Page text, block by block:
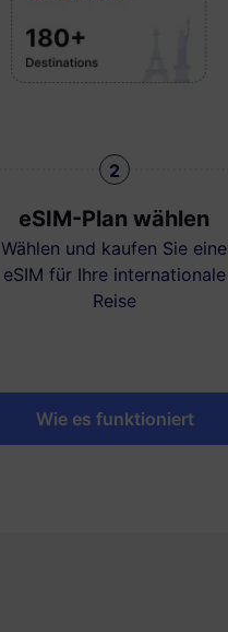
2
eSIM-Plan wählen
Wählen und kaufen Sie eine
eSIM für Ihre internationale
Reise
Wie es funktioniert